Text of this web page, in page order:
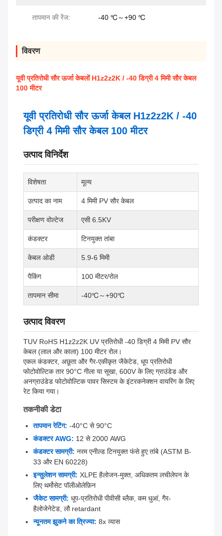
तापमान की रेंज: -40 ℃～+90 ℃
विवरण
यूवी प्रतिरोधी सौर ऊर्जा केबलों H1z2z2K / -40 डिग्री 4 मिमी सौर केबल
100 मीटर
यूवी प्रतिरोधी सौर ऊर्जा केबल H1z2z2K / -40
डिग्री 4 मिमी सौर केबल 100 मीटर
उत्पाद विनिर्देश
विशेषता मूल्य
उत्पाद का नाम 4 मिमी PV सौर केबल
परीक्षण वोल्टेज एसी 6.5KV
कंडक्टर टिनयुक्त तांबा
केबल ओडी 5.9-6 मिमी
पैकिंग 100 मीटर/रोल
तापमान सीमा -40℃～+90℃
उत्पाद विवरण
TUV RoHS H1z2z2K UV प्रतिरोधी -40 डिग्री 4 मिमी PV सौर
केबल (लाल और काला) 100 मीटर रोल।
एकल कंडक्टर, अछूता और गैर-एकीकृत जैकेटेड, धूप प्रतिरोधी
फोटोवोल्टिक तार 90°C गीला या सूखा, 600V के लिए ग्राउंडेड और
अनग्राउंडेड फोटोवोल्टिक पावर सिस्टम के इंटरकनेक्शन वायरिंग के लिए
रेट किया गया।
तकनीकी डेटा
तापमान रेटिंग: -40°C से 90°C
कंडक्टर AWG: 12 से 2000 AWG
कंडक्टर सामग्री: नरम एनील्ड टिनयुक्त फंसे हुए तांबे (ASTM B-
33 और EN 60228)
इन्सुलेशन सामग्री: XLPE हैलोजन-मुक्त, अधिकतम लचीलेपन के
लिए थर्मोसेट पॉलीओलेफ़िन
जैकेट सामग्री: धूप-प्रतिरोधी पीवीसी ब्लैक, कम धुआं, गैर-
हैलोजेनेटेड, लौ retardant
न्यूनतम झुकने का त्रिज्या: 8x व्यास